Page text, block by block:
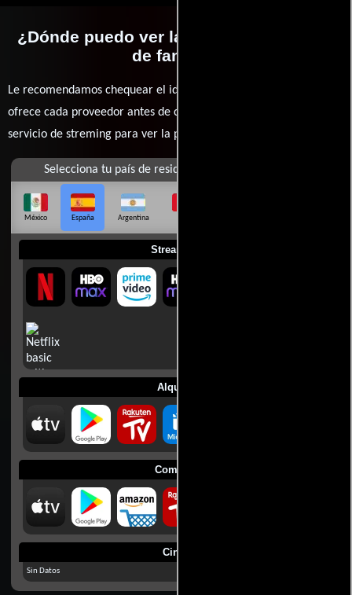
¿Dónde puedo ver la películas Una final
de familia?
Le recomendamos chequear el idioma, doblaje o subtítulos que
ofrece cada proveedor antes de comprar, alquilar o contratar un
servicio de streming para ver la películas.
Selecciona tu país de residencia
México España Argentina
Streaming
Alquilar
Comprar
Cines
Sin Datos